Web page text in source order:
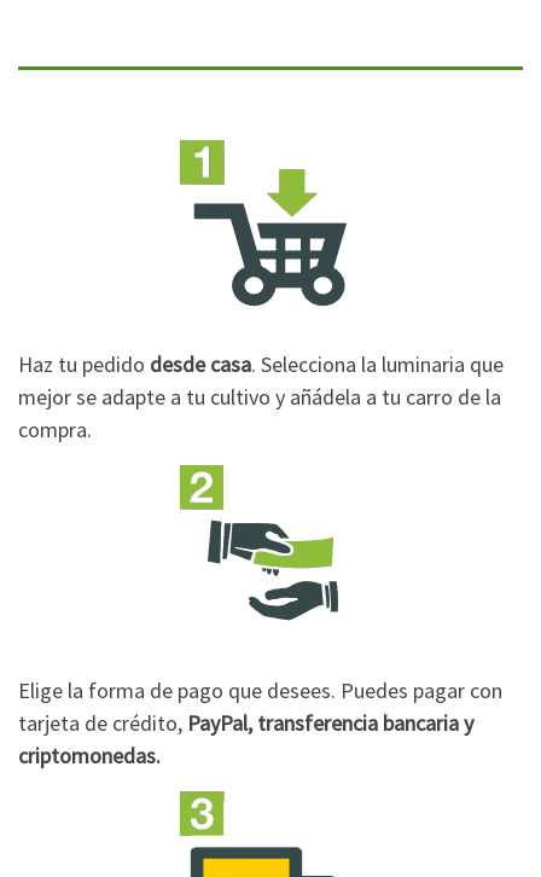
Haz tu pedido desde casa. Selecciona la luminaria que
mejor se adapte a tu cultivo y añádela a tu carro de la
compra.
Elige la forma de pago que desees. Puedes pagar con
tarjeta de crédito, PayPal, transferencia bancaria y
criptomonedas.